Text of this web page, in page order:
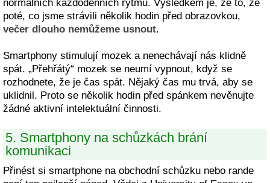
normálních každodenních rytmů. Výsledkem je, že to, že
poté, co jsme strávili několik hodin před obrazovkou,
večer dlouho nemůžeme usnout.
Smartphony stimulují mozek a nenechávají nás klidně
spát. „Přehřátý“ mozek se neumí vypnout, když se
rozhodnete, že je čas spát. Nějaký čas mu trvá, aby se
uklidnil. Proto se několik hodin před spánkem nevěnujte
žádné aktivní intelektuální činnosti.
5. Smartphony na schůzkách brání
komunikaci
Přinést si smartphone na obchodní schůzku nebo rande